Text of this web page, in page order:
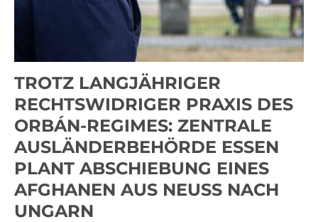
TROTZ LANGJÄHRIGER
RECHTSWIDRIGER PRAXIS DES
ORBÁN-REGIMES: ZENTRALE
AUSLÄNDERBEHÖRDE ESSEN
PLANT ABSCHIEBUNG EINES
AFGHANEN AUS NEUSS NACH
UNGARN